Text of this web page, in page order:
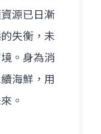
源已日漸
失衡，未
。身為消
海鮮，用
。